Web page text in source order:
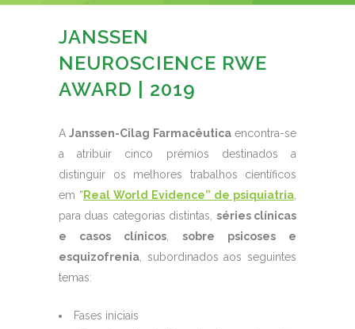
JANSSEN
NEUROSCIENCE RWE
AWARD | 2019
AJanssen-Cilag Farmacêuticaencontra-se
a atribuir cinco prémios destinados a
distinguir os melhores trabalhos científicos
em “ Real World Evidence” de psiquiatria
para duas categorias distintas, séries clínicas
e casos clínicos
sobre psicoses e
esquizofrenia , subordinados aos seguintes
temas:
Fases iniciais